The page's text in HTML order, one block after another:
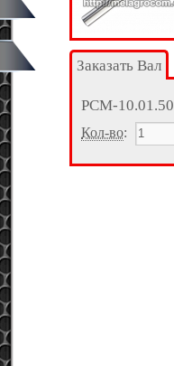
Заказать Вал
РСМ-
Кол-во: